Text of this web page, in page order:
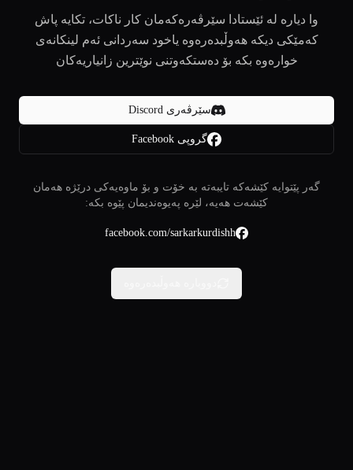
وا دیارە لە ئێستادا سێرڤەرەکەمان کار ناکات، تکایە پاش
کەمێکی دیکە هەوڵبدەرەوە یاخود سەردانی ئەم لینکانەی
خوارەوە بکە بۆ دەستکەوتنی نوێترین زانیاریەکان
سێرڤەری Discord
گروپی Facebook
گەر پێتوایە کێشەکە تایبەتە بە خۆت و بۆ ماوەیەکی درێژە هەمان
کێشەت هەیە، لێرە پەیوەندیمان پێوە بکە:
facebook.com/sarkarkurdishh